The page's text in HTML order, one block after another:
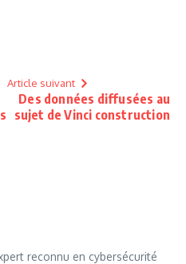
Article suivant
Des données diffusées au
sujet de Vinci construction
reconnu en cybersécurité